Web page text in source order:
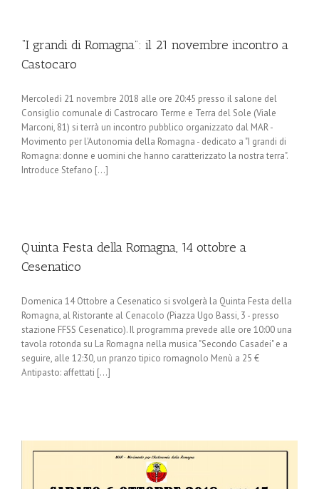
“I grandi di Romagna”: il 21 novembre incontro a
Castocaro
Mercoledì 21 novembre 2018 alle ore 20:45 presso il salone del
Consiglio comunale di Castrocaro Terme e Terra del Sole (Viale
Marconi, 81) si terrà un incontro pubblico organizzato dal MAR -
Movimento per l'Autonomia della Romagna - dedicato a "I grandi di
Romagna: donne e uomini che hanno caratterizzato la nostra terra".
Introduce Stefano [...]
Quinta Festa della Romagna, 14 ottobre a
Cesenatico
Domenica 14 Ottobre a Cesenatico si svolgerà la Quinta Festa della
Romagna, al Ristorante al Cenacolo (Piazza Ugo Bassi, 3 - presso
stazione FFSS Cesenatico). Il programma prevede alle ore 10:00 una
tavola rotonda su La Romagna nella musica "Secondo Casadei" e a
seguire, alle 12:30, un pranzo tipico romagnolo Menù a 25 €
Antipasto: affettati [...]